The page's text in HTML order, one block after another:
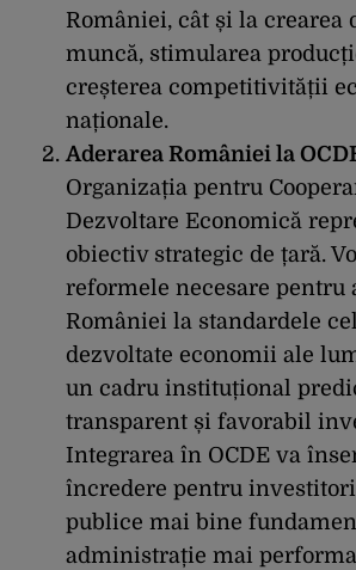
României, cât și la crearea
muncă, stimularea
creșterea competitivității
naționale.
Aderarea României la
Organizația pentru
Dezvoltare Economică
obiectiv strategic de țară.
reformele necesare pentru
României la standardele
dezvoltate economii ale
un cadru instituțional
transparent și favorabil
Integrarea în OCDE va
încredere pentru
publice mai bine
administrație mai